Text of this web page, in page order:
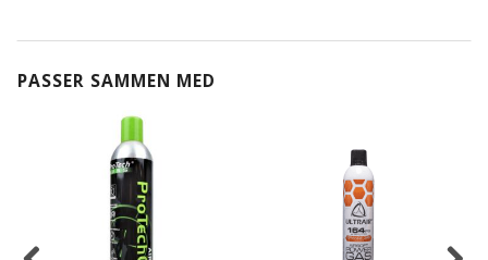
PASSER SAMMEN MED